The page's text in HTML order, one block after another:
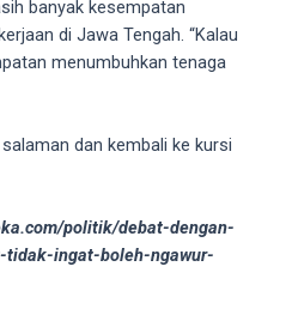
banyak kesempatan
di Jawa Tengah. “Kalau
menumbuhkan tenaga
dan kembali ke kursi
politik/debat-dengan-
tidak-ingat-boleh-ngawur-